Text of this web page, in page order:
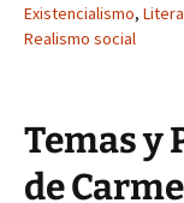
Existencialismo,
Realismo social
Temas y
de